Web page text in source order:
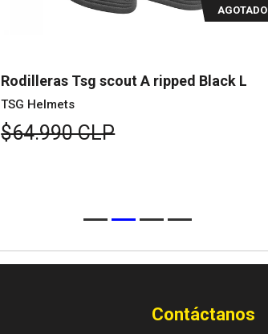
AGOTADO
Rodilleras Tsg scout A ripped Black L
TSG Helmets
$64.990 CLP
Contáctanos